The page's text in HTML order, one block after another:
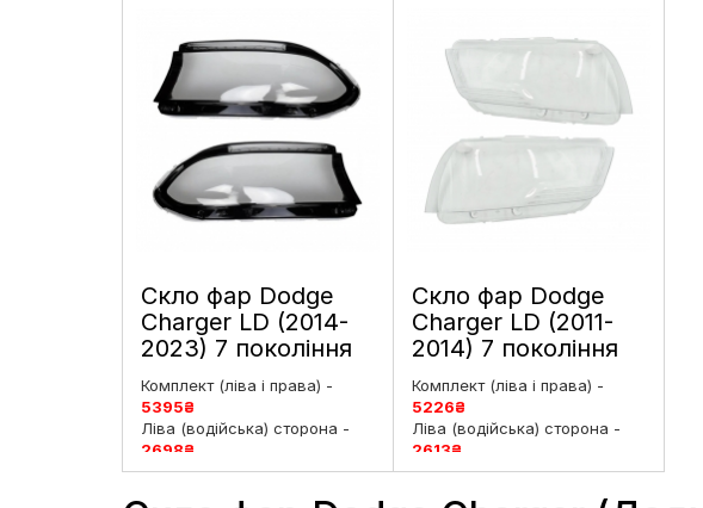
Скло фар Dodge
Charger LD (2014-
2023) 7 покоління
рестайлінг ліве і
праве
Комплект (ліва і права) -
5395₴
Ліва (водійська) сторона -
2698₴
Права (пасажирська)
Скло фар Dodge
Charger LD (2011-
2014) 7 покоління
дорестайлинг ліве і
праве
Комплект (ліва і права) -
5226₴
Ліва (водійська) сторона -
2613₴
Права (пасажирська)